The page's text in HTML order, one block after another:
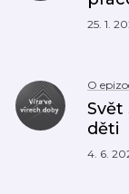
25. 1.
O
Svět
děti
4. 6.